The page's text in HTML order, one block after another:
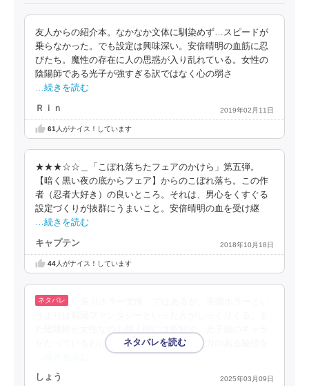
友人からの紹介本。なかなか文体に馴染めず…スピードが
乗らなかった。でも設定は興味深い。安倍晴明の血筋に忍
びたち。魔性の存在に人の思惑が入り乱れている。女性の
陰陽師である光子が強すぎる訳ではなく心の弱さ
…続きを読む
Ｒｉｎ 2019年02月11日
61 人がナイス！しています
★★★☆☆＿「こぼれ落ちたフェアのかけら」第五弾。
【暗く黒い夜の底からフェア】からのこぼれ落ち。この作
者（忍者大好き）の良いところ。それは、男心をくすぐる
設定づくりが抜群にうまいこと。安倍晴明の血を受け継
…続きを読む
キャプテン 2018年10月18日
44人がナイス！しています
がたっているわけではないが、個性的で魅力のある脇役を
しょう 2025年03月09日